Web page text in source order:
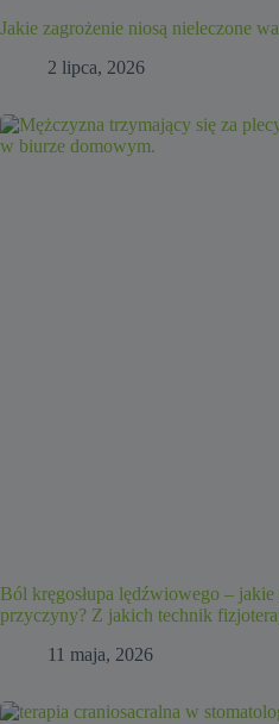
Jakie zagrożenie niosą nieleczone
2 lipca, 2026
Ból kręgosłupa lędźwiowego – jakie
przyczyny? Z jakich technik
11 maja, 2026